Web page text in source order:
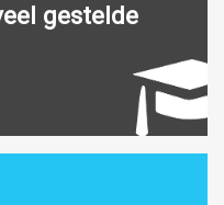
gestelde